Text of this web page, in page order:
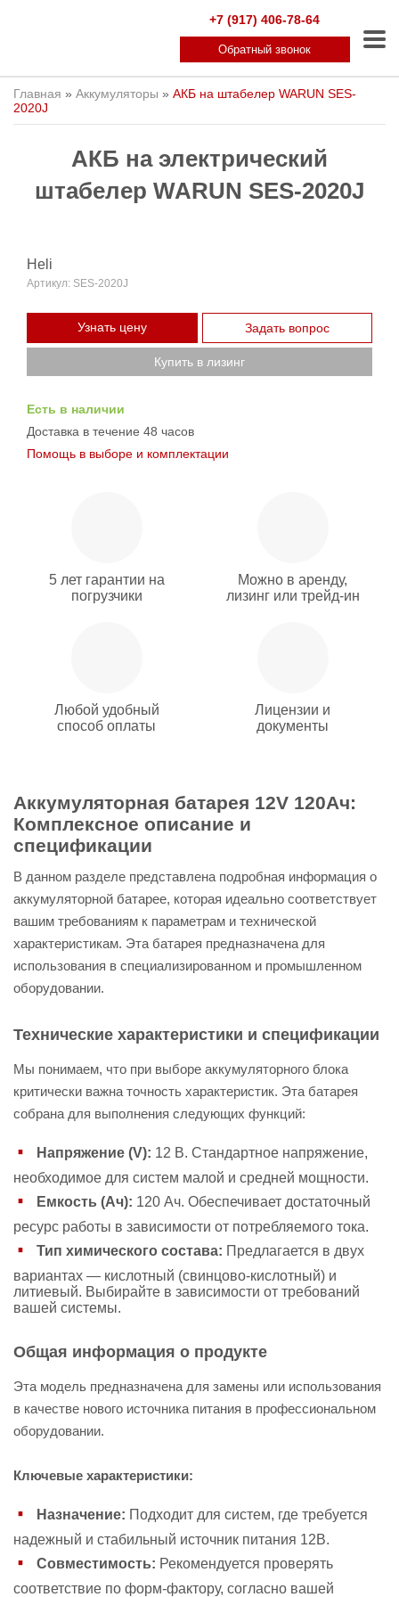
+7 (917) 406-78-64
Обратный звонок
Главная » Аккумуляторы » АКБ на штабелер WARUN SES-
2020J
АКБ на электрический
штабелер WARUN SES-2020J
Heli
Артикул: SES-2020J
Узнать цену Задать вопрос
Купить в лизинг
Есть в наличии
Доставка в течение 48 часов
Помощь в выборе и комплектации
5 лет гарантии на
погрузчики
Можно в аренду,
лизинг или трейд-ин
Любой удобный
способ оплаты
Лицензии и
документы
Аккумуляторная батарея 12V 120Ач:
Комплексное описание и
спецификации
В данном разделе представлена подробная информация о
аккумуляторной батарее, которая идеально соответствует
вашим требованиям к параметрам и технической
характеристикам. Эта батарея предназначена для
использования в специализированном и промышленном
оборудовании.
Технические характеристики и спецификации
Мы понимаем, что при выборе аккумуляторного блока
критически важна точность характеристик. Эта батарея
собрана для выполнения следующих функций:
Напряжение (V): 12 В. Стандартное напряжение,
необходимое для систем малой и средней мощности.
Емкость (Ач): 120 Ач. Обеспечивает достаточный
ресурс работы в зависимости от потребляемого тока.
Тип химического состава: Предлагается в двух
вариантах — кислотный (свинцово-кислотный) и
литиевый. Выбирайте в зависимости от требований
вашей системы.
Общая информация о продукте
Эта модель предназначена для замены или использования
в качестве нового источника питания в профессиональном
оборудовании.
Ключевые характеристики:
Назначение: Подходит для систем, где требуется
надежный и стабильный источник питания 12В.
Совместимость: Рекомендуется проверять
соответствие по форм-фактору, согласно вашей